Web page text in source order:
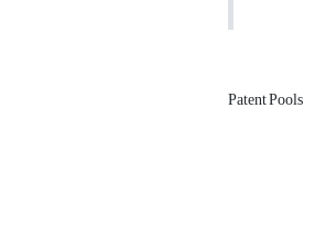
Patent Pools